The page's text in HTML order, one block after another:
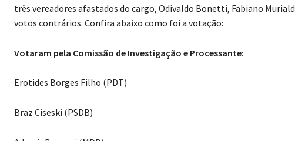
três vereadores afastados do cargo, Odivaldo Bonetti, Fabiano
votos contrários. Confira abaixo como foi a votação:
Votaram pela Comissão de Investigação e Processante:
Erotides Borges Filho (PDT)
Braz Ciseski (PSDB)